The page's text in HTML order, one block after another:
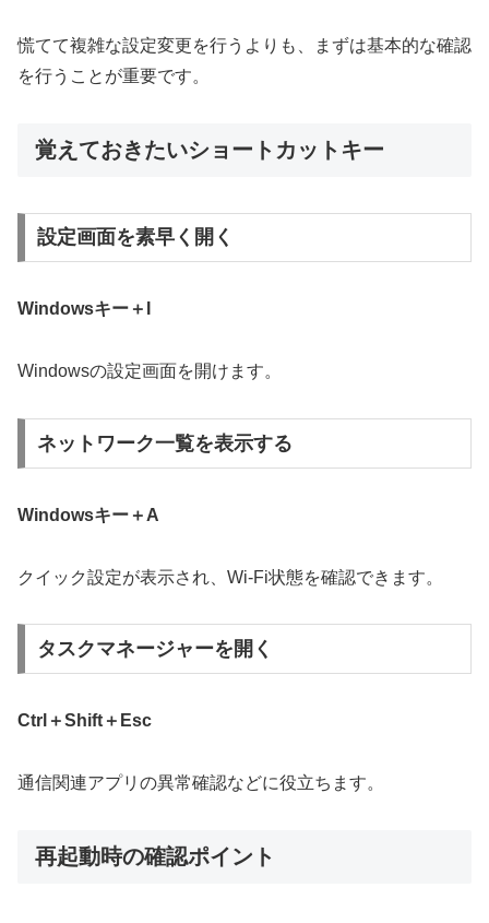
慌てて複雑な設定変更を行うよりも、まずは基本的な確認
を行うことが重要です。
覚えておきたいショートカットキー
設定画面を素早く開く
Windowsキー＋I
Windowsの設定画面を開けます。
ネットワーク一覧を表示する
Windowsキー＋A
クイック設定が表示され、Wi-Fi状態を確認できます。
タスクマネージャーを開く
Ctrl＋Shift＋Esc
通信関連アプリの異常確認などに役立ちます。
再起動時の確認ポイント